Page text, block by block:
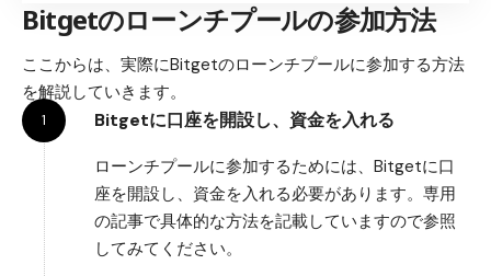
Bitgetのローンチプールの参加方法
ここからは、実際にBitgetのローンチプールに参加する方法
を解説していきます。
Bitgetに口座を開設し、資金を入れる
ローンチプールに参加するためには、Bitgetに口
座を開設し、資金を入れる必要があります。専用
の記事で具体的な方法を記載していますので参照
してみてください。